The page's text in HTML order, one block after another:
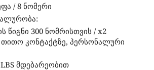
/ 8 ნომერი
წიგნი 300 ნომრისთვის / x2
თითო კონტაქტზე, პერსონალური
LBS მდებარეობით